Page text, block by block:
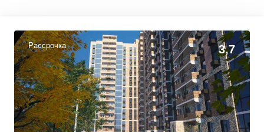
Рассрочка 3,7